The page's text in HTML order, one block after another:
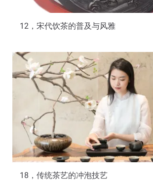
12，宋代饮茶的普及与风雅
18，传统茶艺的冲泡技艺